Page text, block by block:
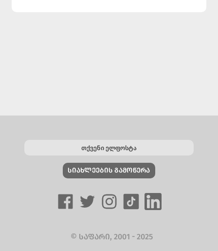
ᲡᲘᲐᲮᲚᲔᲔᲑᲘᲡ ᲒᲐᲛᲝᲬᲔᲠᲐ
© ᲡᲐᲤᲐᲠᲘ, 2001 - 2025